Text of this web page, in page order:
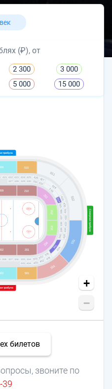
(₽), от
2 300
3 000
5 000 15 000
Северная трибуна
трибуна
трибуна
301
302
303
304
305
306
307
308
327 328 329 330 331 332
333
334
335
336
337
338
339
340
341
401
402
403
404
405
421 422 423 424 425 426 427
428
429
430
431
432
433
434
435
436
201
210
211
212
213
214
501
510
511
512
513
514
+
−
звоните по
39
билетов